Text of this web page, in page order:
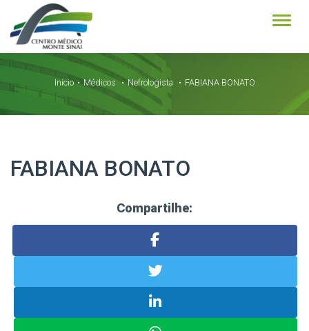
Início Médicos Nefrologista FABIANA BONATO
FABIANA BONATO
Compartilhe: